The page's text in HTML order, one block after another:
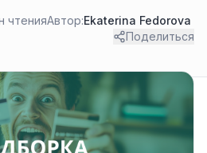
чтенияАвтор:Ekaterina Fedorova
Поделиться